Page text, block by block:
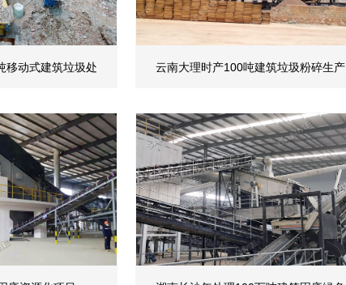
移动式建筑垃圾处 云南大理时产100吨建筑垃圾粉碎生产